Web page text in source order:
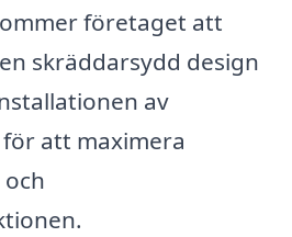
företaget att
skräddarsydd design
av
att maximera